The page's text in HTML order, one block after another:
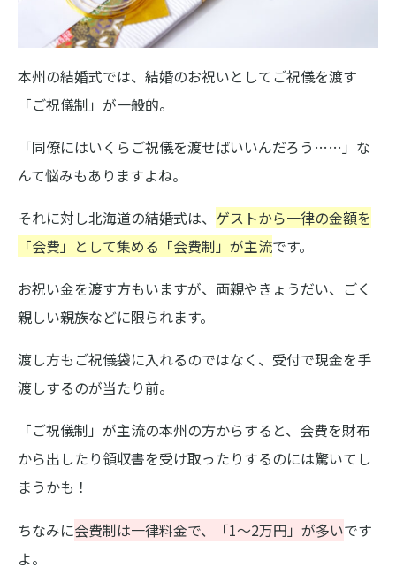
本州の結婚式では、結婚のお祝いとしてご祝儀を渡す
「ご祝儀制」が一般的。
「同僚にはいくらご祝儀を渡せばいいんだろう……」な
んて悩みもありますよね。
それに対し北海道の結婚式は、 ゲストから一律の金額を
「会費」として集める「会費制」が主流です。
お祝い金を渡す方もいますが、両親やきょうだい、ごく
親しい親族などに限られます。
渡し方もご祝儀袋に入れるのではなく、受付で現金を手
渡しするのが当たり前。
「ご祝儀制」が主流の本州の方からすると、会費を財布
から出したり領収書を受け取ったりするのには驚いてし
まうかも！
ちなみに会費制は一律料金で、「1〜2万円」が多いです
よ。